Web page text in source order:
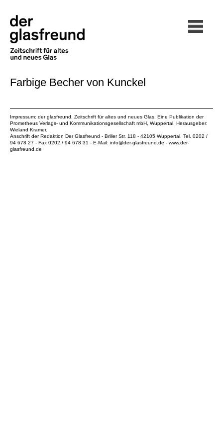
Farbige Becher von Kunckel
Impressum: der glasfreund. Zeitschrift für altes und neues Glas. Eine Publikation der
Prometheus Verlags- und Kommunikationsgesellschaft mbH , Wuppertal. Herausgeber:
Wieland Kramer.
Anschrift der Redaktion Der Glasfreund - Briller Str. 118 - 42105 Wuppertal. Tel. 0202 /
94 678 27 - Fax 0202 / 94 678 31 - E-Mail: info@der-glasfreund.de - www.der-
glasfreund.de